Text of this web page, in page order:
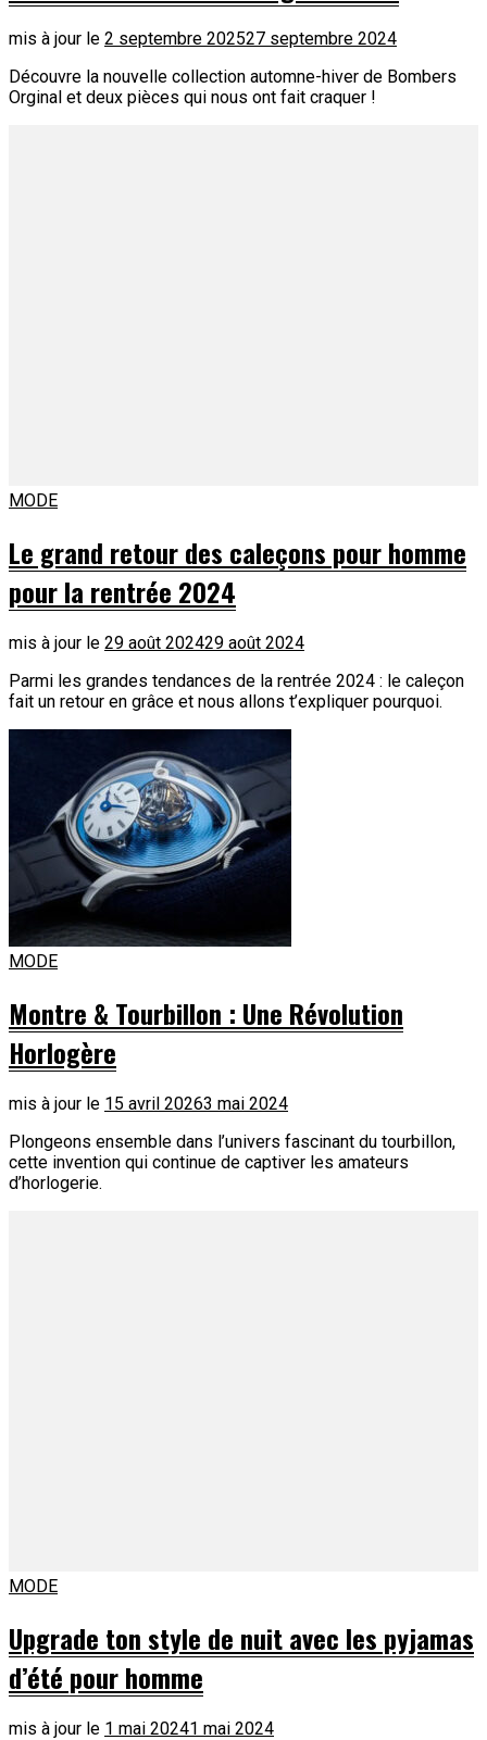
mis à jour le 2 septembre 202527 septembre 2024
Découvre la nouvelle collection automne-hiver de Bombers
Orginal et deux pièces qui nous ont fait craquer !
MODE
Le grand retour des caleçons pour homme
pour la rentrée 2024
mis à jour le 29 août 202429 août 2024
Parmi les grandes tendances de la rentrée 2024 : le caleçon
fait un retour en grâce et nous allons t’expliquer pourquoi.
MODE
Montre & Tourbillon : Une Révolution
Horlogère
mis à jour le 15 avril 20263 mai 2024
Plongeons ensemble dans l’univers fascinant du tourbillon,
cette invention qui continue de captiver les amateurs
d’horlogerie.
MODE
Upgrade ton style de nuit avec les pyjamas
d’été pour homme
mis à jour le 1 mai 20241 mai 2024